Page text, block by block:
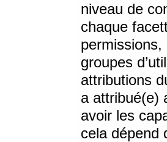
niveau de
chaque
permissions,
groupes
attributions
a attribué(e)
avoir les
cela dépend